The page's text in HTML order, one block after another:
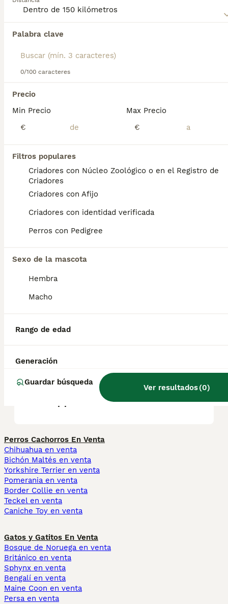
Palabra clave
0/100 caracteres
Precio
Min Precio
€
Max Precio
€
Filtros populares
Criadores con Núcleo Zoológico o en el Registro de
Criadores
Criadores con Afijo
Criadores con identidad verificada
Perros con Pedigree
Sexo de la mascota
Hembra
Macho
Rango de edad
Generación
Guardar búsqueda
Ver resultados(0)
comparten las mismas características: tricolores,
Encontramos 0 Boyero de Appenzell Perros
Si deseas exactamente esta búsqueda guarda tu
búsqueda y espera el resultado perfecto:
Preguntas frecuentes
¿Cómo es el carácter del
Boyero de Appenzell?
Acerca del Boyero de Appenzell Musculosos,
inquietos y ágiles, con una expresión
traviesa muy característica, estos perros
suelen tener buen carácter y ser alegres y
¿Qué tamaño tiene un
boyero de Appenzell?
¿Cuánto cuesta un Boyero
de Appenzell?
Perros Cachorros En Venta
Chihuahua en venta
Bichón Maltés en venta
Yorkshire Terrier en venta
Pomerania en venta
Border Collie en venta
Teckel en venta
Caniche Toy en venta
Gatos y Gatitos En Venta
Bosque de Noruega en venta
Británico en venta
Sphynx en venta
Bengalí en venta
Maine Coon en venta
Persa en venta